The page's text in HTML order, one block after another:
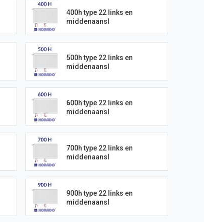
400h type 22 links en
middenaansl
500h type 22 links en
middenaansl
600h type 22 links en
middenaansl
700h type 22 links en
middenaansl
900h type 22 links en
middenaansl